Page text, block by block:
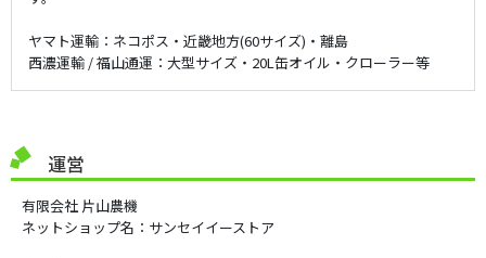
ヤマト運輸：ネコポス・近畿地方(60サイズ)・離島
西濃運輸 / 福山通運：大型サイズ・20L缶オイル・クローラー等
運営
有限会社 片山農機
ネットショップ名：サンセイイーストア